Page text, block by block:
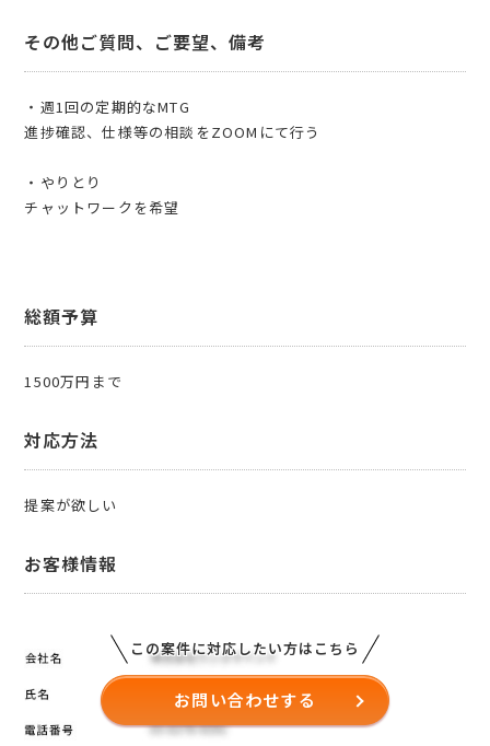
その他ご質問、ご要望、備考
・週1回の定期的なMTG
進捗確認、仕様等の相談をZOOMにて行う
・やりとり
チャットワークを希望
総額予算
1500万円まで
対応方法
提案が欲しい
お客様情報
この案件に対応したい方はこちら
お問い合わせする